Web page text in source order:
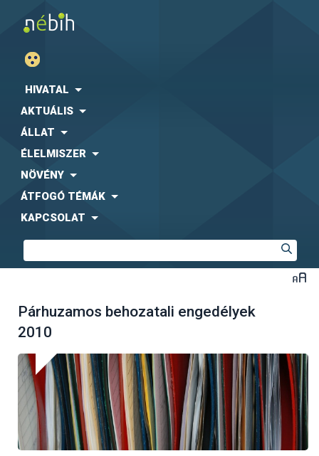
HIVATAL
AKTUÁLIS
ÁLLAT
ÉLELMISZER
NÖVÉNY
ÁTFOGÓ TÉMÁK
KAPCSOLAT
Párhuzamos behozatali engedélyek
2010